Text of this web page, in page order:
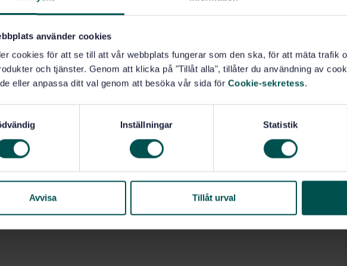
använder cookies
cookies för att se till att vår webbplats fungerar som den ska, för att mäta trafik
och tjänster. Genom att klicka på "Tillåt alla", tillåter du användning av
eller anpassa ditt val genom att besöka vår sida för Cookie-sekretess.
Inställningar Statistik
Avvisa Tillåt urval